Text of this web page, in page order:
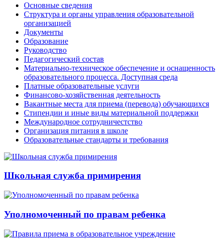
Основные сведения
Структура и органы управления образовательной
организацией
Документы
Образование
Руководство
Педагогический состав
Материально-техническое обеспечение и оснащенность
образовательного процесса. Доступная среда
Платные образовательные услуги
Финансово-хозяйственная деятельность
Вакантные места для приема (перевода) обучающихся
Стипендии и иные виды материальной поддержки
Международное сотрудничестство
Организация питания в школе
Образовательные стандарты и требования
Школьная служба примирения
Уполномоченный по правам ребенка